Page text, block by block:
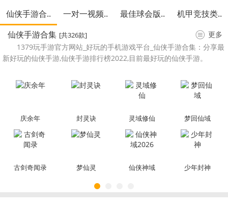
仙侠手游合..
一对一视频.. 最佳球会版..
机甲竞技类..
仙侠手游合集 [共326款]
更多
1379玩手游官方网站_好玩的手机游戏平台_仙侠手游合集：分享最
新好玩的仙侠手游,仙侠手游排行榜2022,目前最好玩的仙侠手游。
庆余年 封灵诀 灵域修仙 梦回仙域
古剑奇闻录 梦仙灵 仙侠神域 少年封神